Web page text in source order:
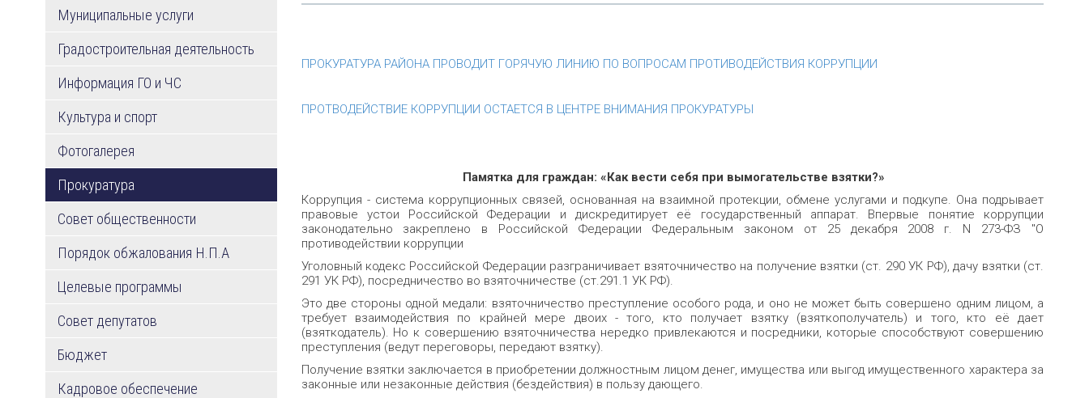
Муниципальные услуги
Градостроительная деятельность
Информация ГО и ЧС
Культура и спорт
Фотогалерея
Прокуратура
Совет общественности
Порядок обжалования Н.П.А
Целевые программы
Совет депутатов
Бюджет
Кадровое обеспечение
ПРОКУРАТУРА РАЙОНА ПРОВОДИТ ГОРЯЧУЮ ЛИНИЮ ПО ВОПРОСАМ ПРОТИВОДЕЙСТВИЯ КОРРУПЦИИ
ПРОТВОДЕЙСТВИЕ КОРРУПЦИИ ОСТАЕТСЯ В ЦЕНТРЕ ВНИМАНИЯ ПРОКУРАТУРЫ
Памятка для граждан: «Как вести себя при вымогательстве взятки?»
Коррупция - система коррупционных связей, основанная на взаимной протекции, обмене услугами и подкупе. Она подрывает
правовые устои Российской Федерации и дискредитирует её государственный аппарат. Впервые понятие коррупции
законодательно закреплено в Российской Федерации Федеральным законом от 25 декабря 2008 г. N 273-ФЗ "О
противодействии коррупции
Уголовный кодекс Российской Федерации разграничивает взяточничество на получение взятки (ст. 290 УК РФ), дачу взятки (ст.
291 УК РФ), посредничество во взяточничестве (ст.291.1 УК РФ).
Это две стороны одной медали: взяточничество преступление особого рода, и оно не может быть совершено одним лицом, а
требует взаимодействия по крайней мере двоих - того, кто получает взятку (взяткополучатель) и того, кто её дает
(взяткодатель). Но к совершению взяточничества нередко привлекаются и посредники, которые способствуют совершению
преступления (ведут переговоры, передают взятку).
Получение взятки заключается в приобретении должностным лицом денег, имущества или выгод имущественного характера за
законные или незаконные действия (бездействия) в пользу дающего.